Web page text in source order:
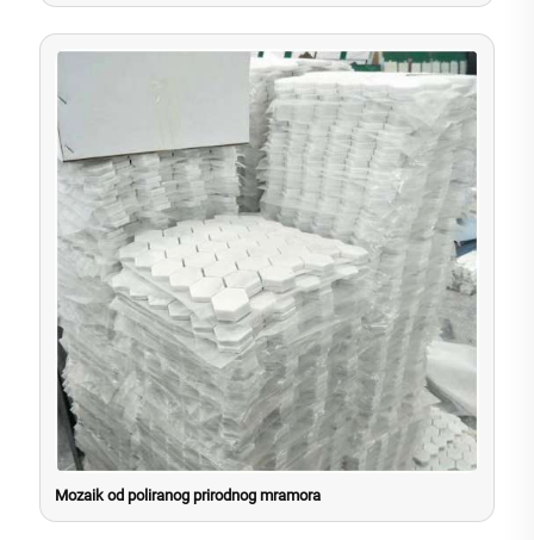
Mozaik od poliranog prirodnog mramora